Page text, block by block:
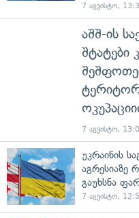
7 აგვისტო,
აშშ-ის
შტატები
7 აგვისტო,
უკრაინის
აგრესიაზე
გაუხსნა
7 აგვისტო,